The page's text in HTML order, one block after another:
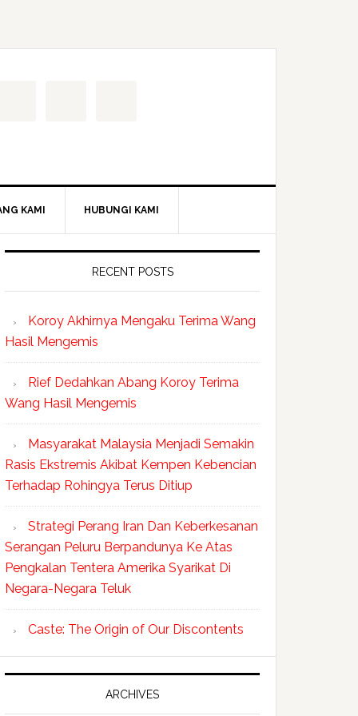
KAMI HUBUNGI KAMI
RECENT POSTS
Koroy Akhirnya Mengaku Terima Wang
Hasil Mengemis
Rief Dedahkan Abang Koroy Terima
Wang Hasil Mengemis
Masyarakat Malaysia Menjadi Semakin
Rasis Ekstremis Akibat Kempen Kebencian
Terhadap Rohingya Terus Ditiup
Strategi Perang Iran Dan Keberkesanan
Serangan Peluru Berpandunya Ke Atas
Pengkalan Tentera Amerika Syarikat Di
Negara-Negara Teluk
Caste: The Origin of Our Discontents
ARCHIVES